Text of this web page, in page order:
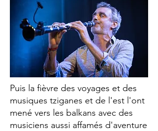
Puis la fièvre des voyages et des
musiques tziganes et de l'est l'ont
mené vers les balkans avec des
musiciens aussi affamés d'aventure